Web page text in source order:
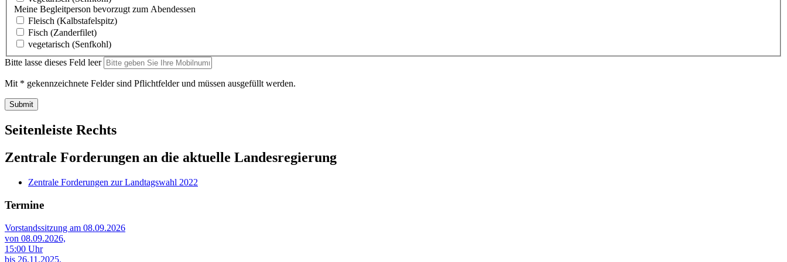
Meine Begleitperson bevorzugt zum Abendessen
Fleisch (Kalbstafelspitz)
Fisch (Zanderfilet)
vegetarisch (Senfkohl)
Bitte lasse dieses Feld leer
Mit * gekennzeichnete Felder sind Pflichtfelder und müssen ausgefüllt werden.
Seitenleiste Rechts
Zentrale Forderungen an die aktuelle Landesregierung
Zentrale Forderungen zur Landtagswahl 2022
Termine
Vorstandssitzung am 08.09.2026
von 08.09.2026,
15:00 Uhr
bis 26.11.2025,